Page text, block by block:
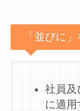
「並びに
社員及
に適用